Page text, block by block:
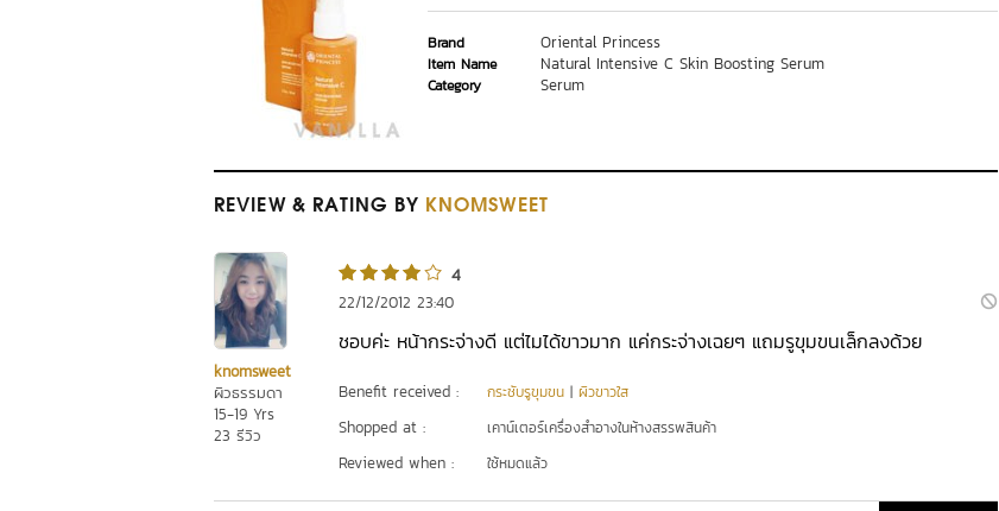
Brand Oriental Princess
Item Name Natural Intensive C Skin Boosting Serum
Category Serum
REVIEW & RATING BY KNOMSWEET
knomsweet
ผิวธรรมดา
15-19 Yrs
23 รีวิว
4
22/12/2012 23:40
ชอบค่ะ หน้ากระจ่างดี แต่ไมได้ขาวมาก แค่กระจ่างเฉยๆ แถมรูขุมขนเล็กลงด้วย
Benefit received : กระชับรูขุมขน | ผิวขาวใส
Shopped at : เคาน์เตอร์เครื่องสำอางในห้างสรรพสินค้า
Reviewed when : ใช้หมดแล้ว